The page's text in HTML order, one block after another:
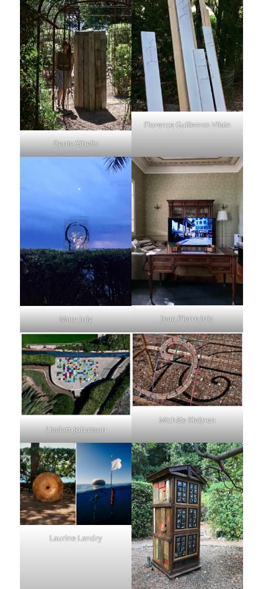
Denis Gibelin
Florence Guillemot-Vilain
Mary Joly Jean Pierre Joly
Liselott Johnsson
Michèle Kleijnen
Laurine Landry